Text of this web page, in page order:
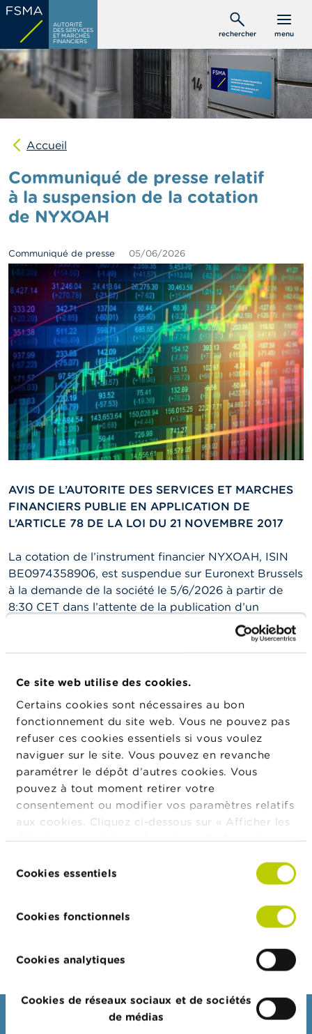
Ce site web utilise des cookies.
Certains cookies sont nécessaires au bon
fonctionnement du site web. Vous ne pouvez pas
refuser ces cookies essentiels si vous voulez
naviguer sur le site. Vous pouvez en revanche
paramétrer le dépôt d’autres cookies. Vous
pouvez à tout moment retirer votre
consentement ou modifier vos paramètres relatifs
aux cookies. Cliquez ci-dessous sur « Afficher les
détails » pour obtenir davantage d'informations.
consultable dans son intégralité
duCookies essentiels
Cookies fonctionnels
Cookies analytiques
Cookies de réseaux sociaux et de sociétés
de médias
Aller
contenu
principal
AUTORITÉ
DES SERVICES
ET MARCHÉS
FINANCIERS
rechercher menu
C
s
o
m
t
u
P
r
o
e
s
s
i
o
n
n
e
l
s
L
a
F
S
M
A
A
c
t
u
l
i
t
é
s
i
e
e
n
d
m
p
C
Accueil
Communiqué de presse relatif
à la suspension de la cotation
de NYXOAH
Communiqué de presse 05/06/2026
AVIS DE L’AUTORITE DES SERVICES ET MARCHES
FINANCIERS PUBLIE EN APPLICATION DE
L’ARTICLE 78 DE LA LOI DU 21 NOVEMBRE 2017
La cotation de l’instrument financier NYXOAH, ISIN
BE0974358906, est suspendue sur Euronext Brussels
à la demande de la société le 5/6/2026 à partir de
8:30 CET dans l’attente de la publication d’un
Actualités & Mises en garde
24/07/2026
Communiqué de presse relatif à la suspension
de la cotation de IEP INVEST
22/07/2026
Évolution du secteur des fonds
d’investissement belges au premier trimestre
15/07/2026
Consommateurs